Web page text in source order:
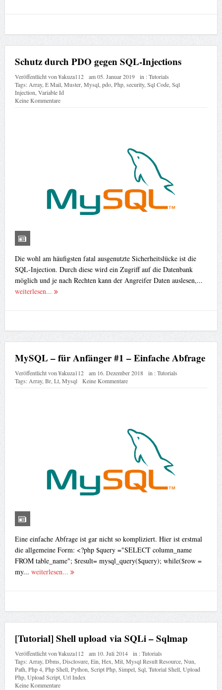
Schutz durch PDO gegen SQL-Injections
Veröffentlicht von¥akuza112 am05. Januar 2019 in :Tutorials
Tags: Array, E Mail, Muster, Mysql, pdo, Php, security, Sql Code, Sql
Injection Variable Id
Keine Kommentare
Die wohl am häufigsten fatal ausgenutzte Sicherheitslücke ist die
SQL-Injection. Durch diese wird ein Zugriff auf die Datenbank
möglich und je nach Rechten kann der Angreifer Daten auslesen,...
weiterlesen...
MySQL – für Anfänger #1 – Einfache Abfrage
Veröffentlicht von¥akuza112 am 16. Dezember 2018 in :Tutorials
Tags: Array, Br, Lt, Mysql Keine Kommentare
Eine einfache Abfrage ist gar nicht so kompliziert. Hier ist erstmal
die allgemeine Form: <?php $query ="SELECT column_name
FROM table_name"; $result= mysql_query($query); while($row =
my... weiterlesen...
[Tutorial] Shell upload via SQLi – Sqlmap
Veröffentlicht von¥akuza112 am 10. Juli 2014 in :Tutorials
Tags: Array, Dbms Disclosure, Ein Hex Mit, Mysql Result Resource, Nun
Path Php 4, Php Shell, Python Script Php, Simpel, Sql, Tutorial Shell, Upload
Php, Upload Script, Url Index
Keine Kommentare